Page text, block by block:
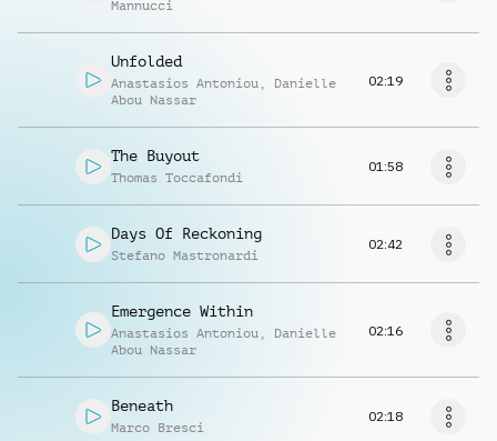
Mannucci
Unfolded
Anastasios Antoniou , Danielle
Abou Nassar
02:19
The Buyout
Thomas Toccafondi
01:58
Days Of Reckoning
Stefano Mastronardi
02:42
Emergence Within
Anastasios Antoniou , Danielle
Abou Nassar
02:16
Beneath
Marco Bresci
02:18